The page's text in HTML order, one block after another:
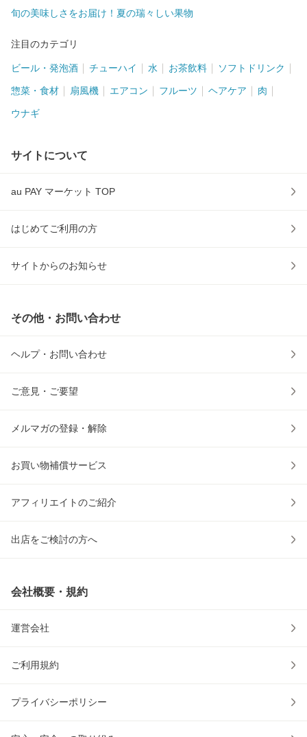
旬の美味しさをお届け！夏の瑞々しい果物
注目のカテゴリ
ビール・発泡酒 チューハイ 水 お茶飲料 ソフトドリンク
惣菜・食材 扇風機 エアコン フルーツ ヘアケア 肉
ウナギ
サイトについて
au PAY マーケット TOP
はじめてご利用の方
サイトからのお知らせ
その他・お問い合わせ
ヘルプ・お問い合わせ
ご意見・ご要望
メルマガの登録・解除
お買い物補償サービス
アフィリエイトのご紹介
出店をご検討の方へ
会社概要・規約
運営会社
ご利用規約
プライバシーポリシー